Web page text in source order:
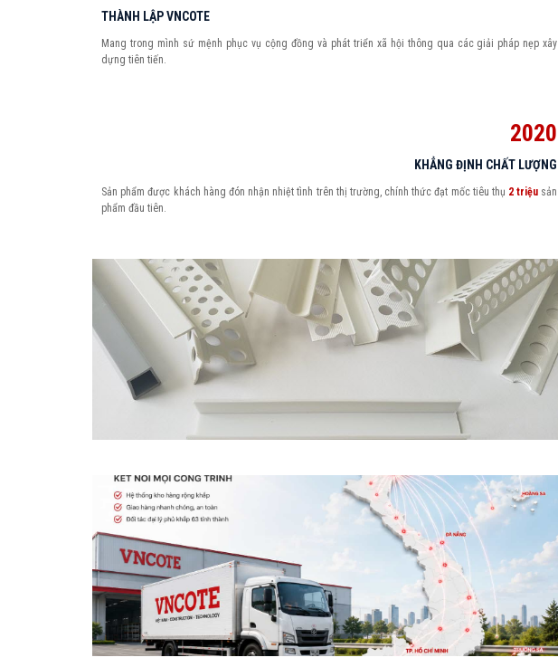
THÀNH LẬP VNCOTE
Mang trong mình sứ mệnh phục vụ cộng đồng và phát triển xã hội thông qua các giải pháp nẹp xây
dựng tiên tiến.
2020
KHẲNG ĐỊNH CHẤT LƯỢNG
Sản phẩm được khách hàng đón nhận nhiệt tình trên thị trường, chính thức đạt mốc tiêu thụ 2 triệu sản
phẩm đầu tiên.